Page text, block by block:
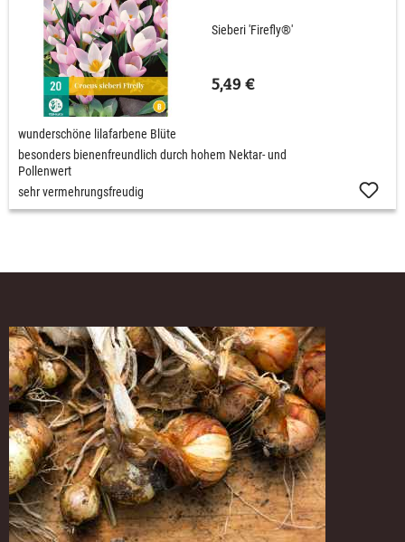
Sieberi 'Firefly®'
5,49 €
wunderschöne lilafarbene Blüte
besonders bienenfreundlich durch hohem Nektar- und
Pollenwert
sehr vermehrungsfreudig